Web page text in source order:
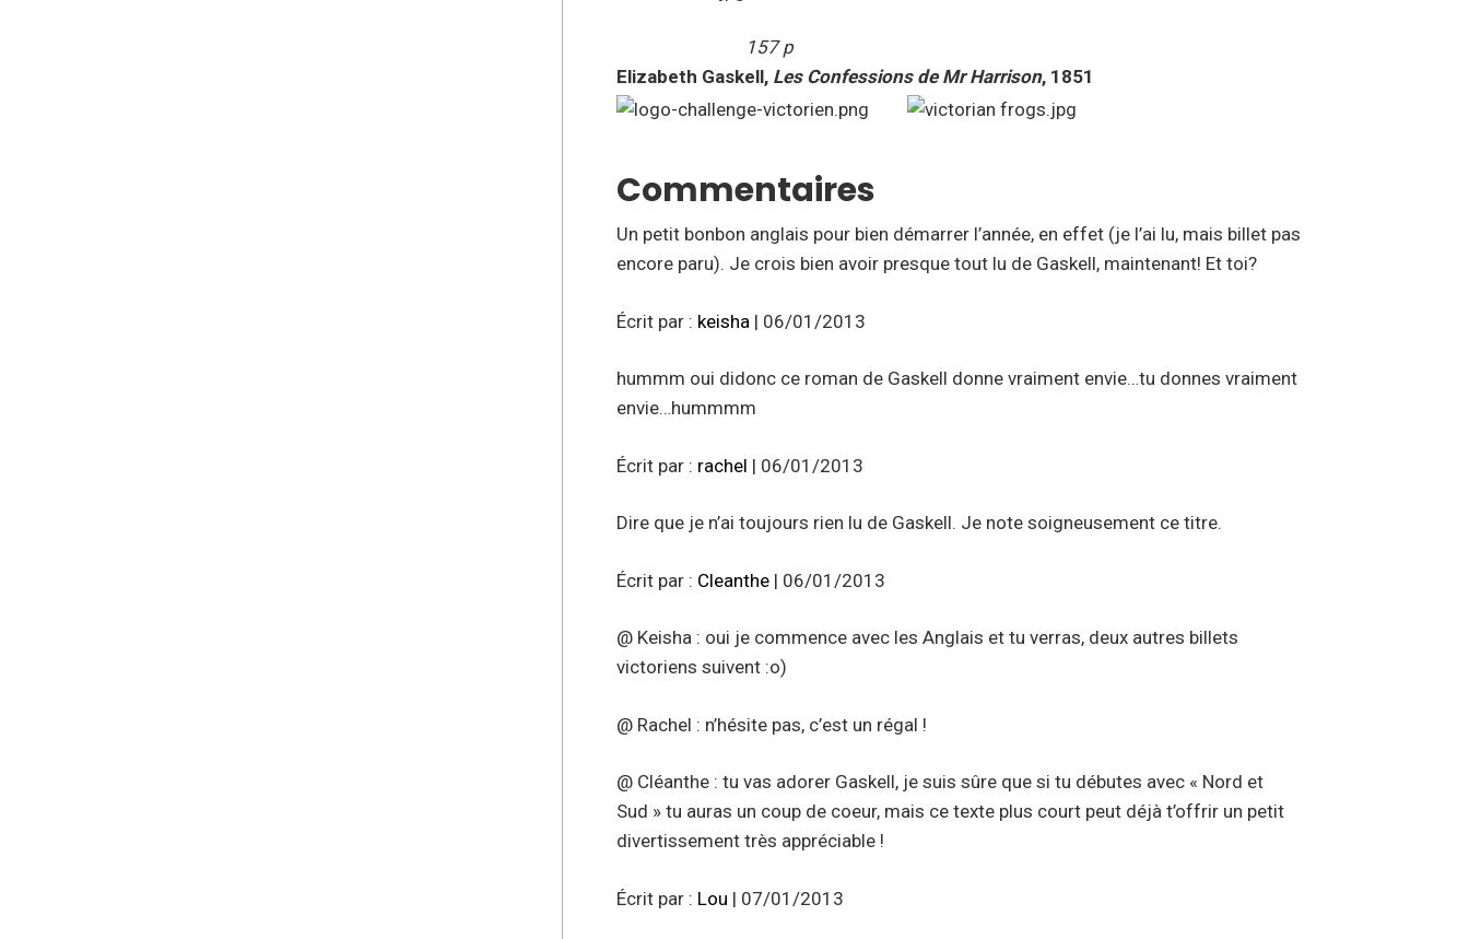
157 p
Elizabeth Gaskell, Les Confessions de Mr Harrison, 1851
Commentaires
Un petit bonbon anglais pour bien démarrer l’année, en effet (je l’ai lu, mais billet pas
encore paru). Je crois bien avoir presque tout lu de Gaskell, maintenant! Et toi?
Écrit par : keisha | 06/01/2013
hummm oui didonc ce roman de Gaskell donne vraiment envie…tu donnes vraiment
envie…hummmm
Écrit par : rachel | 06/01/2013
Dire que je n’ai toujours rien lu de Gaskell. Je note soigneusement ce titre.
Écrit par : Cleanthe| 06/01/2013
@ Keisha : oui je commence avec les Anglais et tu verras, deux autres billets
victoriens suivent :o)
@ Rachel : n’hésite pas, c’est un régal !
@ Cléanthe : tu vas adorer Gaskell, je suis sûre que si tu débutes avec « Nord et
Sud » tu auras un coup de coeur, mais ce texte plus court peut déjà t’offrir un petit
divertissement très appréciable !
Écrit par : Lou | 07/01/2013